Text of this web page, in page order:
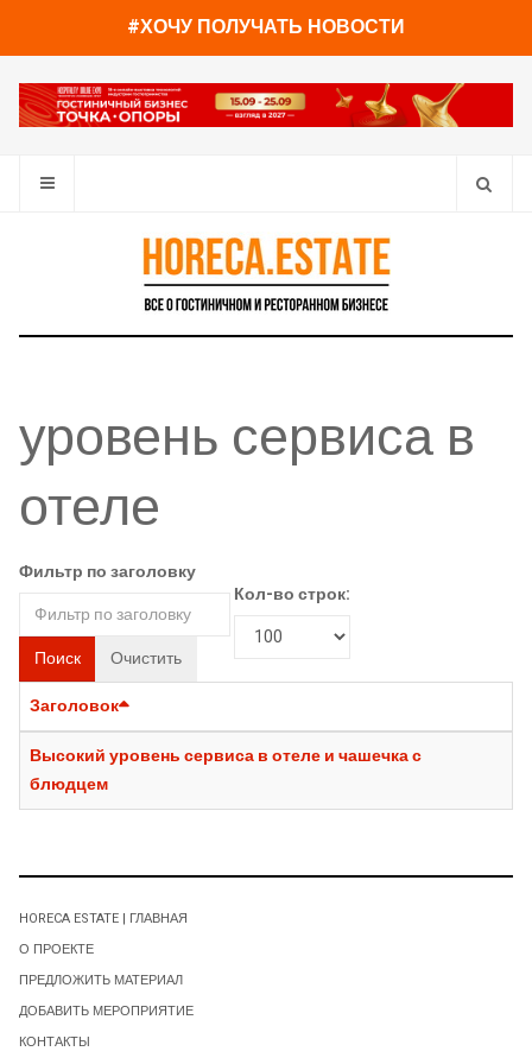
#ХОЧУ ПОЛУЧАТЬ НОВОСТИ
уровень сервиса в
отеле
Фильтр по заголовку
Поиск Очистить
Кол-во строк:
Заголовок
Высокий уровень сервиса в отеле и чашечка с
блюдцем
HORECA ESTATE | ГЛАВНАЯ
О ПРОЕКТЕ
ПРЕДЛОЖИТЬ МАТЕРИАЛ
ДОБАВИТЬ МЕРОПРИЯТИЕ
КОНТАКТЫ